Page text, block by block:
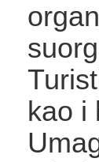
kao i